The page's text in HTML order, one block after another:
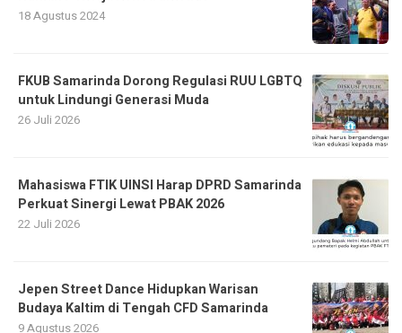
18 Agustus 2024
FKUB Samarinda Dorong Regulasi RUU LGBTQ
untuk Lindungi Generasi Muda
26 Juli 2026
Mahasiswa FTIK UINSI Harap DPRD Samarinda
Perkuat Sinergi Lewat PBAK 2026
22 Juli 2026
Jepen Street Dance Hidupkan Warisan
Budaya Kaltim di Tengah CFD Samarinda
9 Agustus 2026